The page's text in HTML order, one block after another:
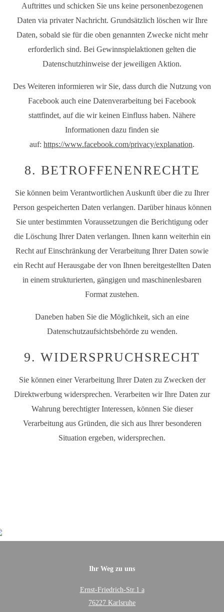
Auftrittes und schicken Sie uns keine personenbezogenen
Daten via privater Nachricht. Grundsätzlich löschen wir Ihre
Daten, sobald sie für die oben genannten Zwecke nicht mehr
erforderlich sind. Bei Gewinnspielaktionen gelten die
Datenschutzhinweise der jeweiligen Aktion.
Des Weiteren informieren wir Sie, dass durch die Nutzung von
Facebook auch eine Datenverarbeitung bei Facebook
stattfindet, auf die wir keinen Einfluss haben. Nähere
Informationen dazu finden sie
auf: https://www.facebook.com/privacy/explanation.
8. BETROFFENENRECHTE
Sie können beim Verantwortlichen Auskunft über die zu Ihrer
Person gespeicherten Daten verlangen. Darüber hinaus können
Sie unter bestimmten Voraussetzungen die Berichtigung oder
die Löschung Ihrer Daten verlangen. Ihnen kann weiterhin ein
Recht auf Einschränkung der Verarbeitung Ihrer Daten sowie
ein Recht auf Herausgabe der von Ihnen bereitgestellten Daten
in einem strukturierten, gängigen und maschinenlesbaren
Format zustehen.
Daneben haben Sie die Möglichkeit, sich an eine
Datenschutzaufsichtsbehörde zu wenden.
9. WIDERSPRUCHSRECHT
Sie können einer Verarbeitung Ihrer Daten zu Zwecken der
Direktwerbung widersprechen. Verarbeiten wir Ihre Daten zur
Wahrung berechtigter Interessen, können Sie dieser
Verarbeitung aus Gründen, die sich aus Ihrer besonderen
Situation ergeben, widersprechen.
Ihr Weg zu uns
Ernst-Friedrich-Str.1 a
76227 Karlsruhe